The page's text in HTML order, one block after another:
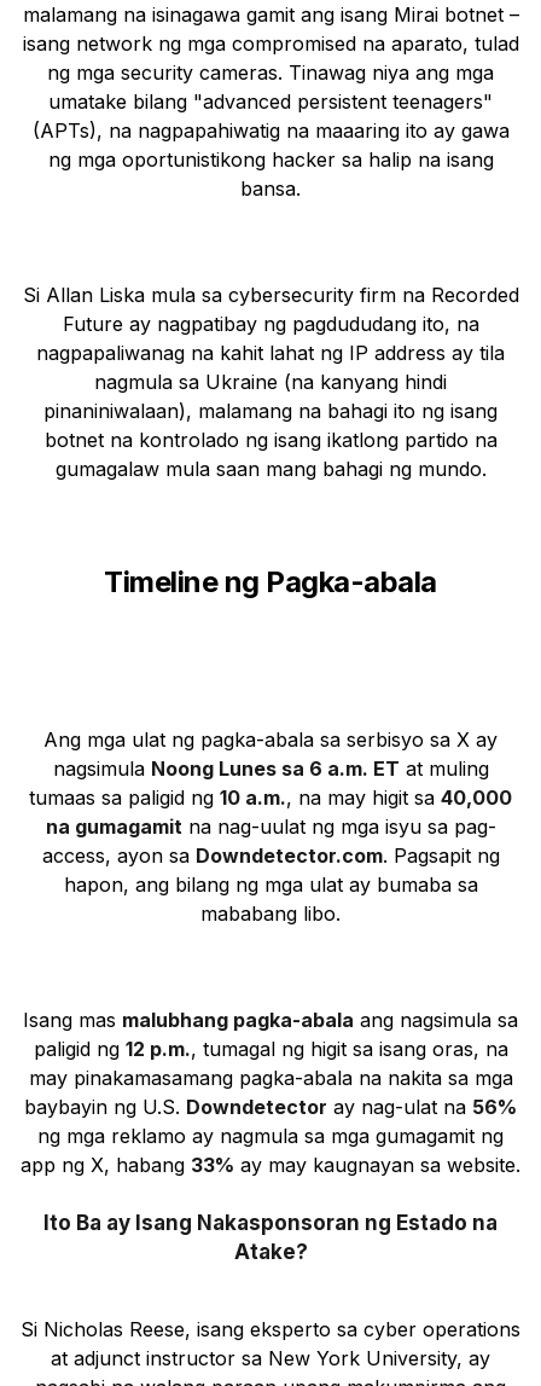
malamang na isinagawa gamit ang isang Mirai botnet –
isang network ng mga compromised na aparato, tulad
ng mga security cameras. Tinawag niya ang mga
umatake bilang "advanced persistent teenagers"
(APTs), na nagpapahiwatig na maaaring ito ay gawa
ng mga oportunistikong hacker sa halip na isang
bansa.
Si Allan Liska mula sa cybersecurity firm na Recorded
Future ay nagpatibay ng pagdududang ito, na
nagpapaliwanag na kahit lahat ng IP address ay tila
nagmula sa Ukraine (na kanyang hindi
pinaniniwalaan), malamang na bahagi ito ng isang
botnet na kontrolado ng isang ikatlong partido na
gumagalaw mula saan mang bahagi ng mundo.
Timeline ng Pagka-abala
Ang mga ulat ng pagka-abala sa serbisyo sa X ay
nagsimula Noong Lunes sa 6 a.m. ET at muling
tumaas sa paligid ng 10 a.m., na may higit sa 40,000
na gumagamit na nag-uulat ng mga isyu sa pag-
access, ayon sa Downdetector.com. Pagsapit ng
hapon, ang bilang ng mga ulat ay bumaba sa
mababang libo.
Isang mas malubhang pagka-abala ang nagsimula sa
paligid ng 12 p.m., tumagal ng higit sa isang oras, na
may pinakamasamang pagka-abala na nakita sa mga
baybayin ng U.S. Downdetector ay nag-ulat na 56%
ng mga reklamo ay nagmula sa mga gumagamit ng
app ng X, habang 33% ay may kaugnayan sa website.
Ito Ba ay Isang Nakasponsoran ng Estado na
Atake?
Si Nicholas Reese, isang eksperto sa cyber operations
at adjunct instructor sa New York University, ay